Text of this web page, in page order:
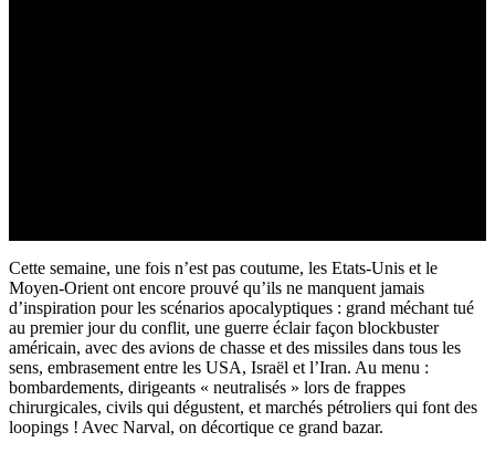
Cette semaine, une fois n’est pas coutume, les Etats-Unis et le
Moyen-Orient ont encore prouvé qu’ils ne manquent jamais
d’inspiration pour les scénarios apocalyptiques : grand méchant tué
au premier jour du conflit, une guerre éclair façon blockbuster
américain, avec des avions de chasse et des missiles dans tous les
sens, embrasement entre les USA, Israël et l’Iran. Au menu :
bombardements, dirigeants « neutralisés » lors de frappes
chirurgicales, civils qui dégustent, et marchés pétroliers qui font des
loopings ! Avec Narval, on décortique ce grand bazar.